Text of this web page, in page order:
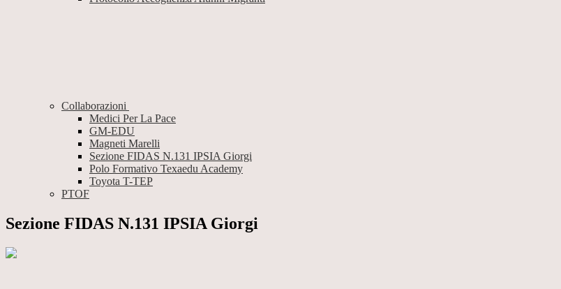
Collaborazioni
Medici Per La Pace
GM-EDU
Magneti Marelli
Sezione FIDAS N.131 IPSIA Giorgi
Polo Formativo Texaedu Academy
Toyota T-TEP
PTOF
Sezione FIDAS N.131 IPSIA Giorgi